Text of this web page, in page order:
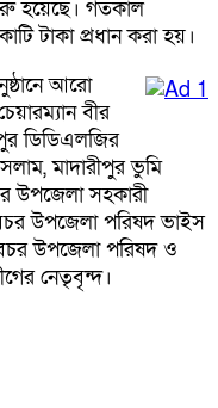
হয়েছে। গতকাল
টাকা প্রধান করা হয়।
আরো
বীর
ডিডিএলজির
মাদারীপুর ভুমি
উপজেলা সহকারী
উপজেলা পরিষদ ভাইস
উপজেলা পরিষদ ও
নেতৃবৃন্দ।